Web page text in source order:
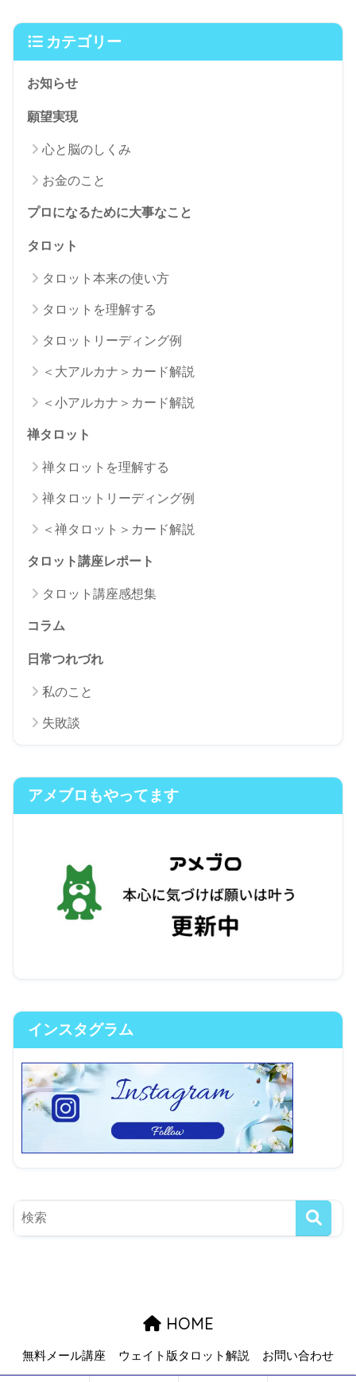
カテゴリー
お知らせ
願望実現
心と脳のしくみ
お金のこと
プロになるために大事なこと
タロット
タロット本来の使い方
タロットを理解する
タロットリーディング例
＜大アルカナ＞カード解説
＜小アルカナ＞カード解説
禅タロット
禅タロットを理解する
禅タロットリーディング例
＜禅タロット＞カード解説
タロット講座レポート
タロット講座感想集
コラム
日常つれづれ
私のこと
失敗談
アメブロもやってます
インスタグラム
HOME
無料メール講座 ウェイト版タロット解説 お問い合わせ